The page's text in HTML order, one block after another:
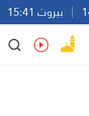
بيروت 15:41
Ar
En Fr Es